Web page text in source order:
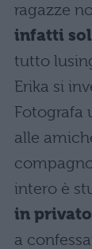
ragazze
infatti
tutto
Erika si
Fotografa
alle
intero è
in privato
a